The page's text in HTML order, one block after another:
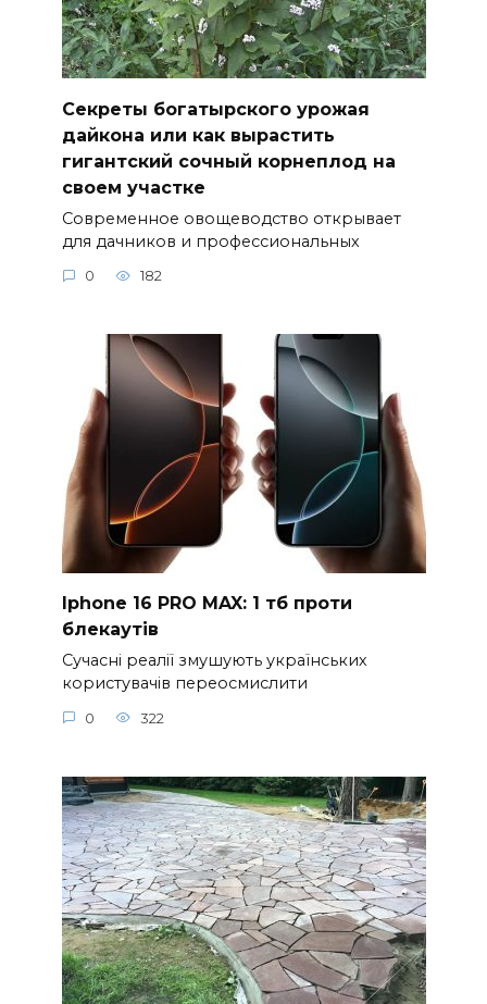
Секреты богатырского урожая
дайкона или как вырастить
гигантский сочный корнеплод на
своем участке
Современное овощеводство открывает
для дачников и профессиональных
0 182
Iphone 16 PRO MAX: 1 тб проти
блекаутів
Сучасні реалії змушують українських
користувачів переосмислити
0 322